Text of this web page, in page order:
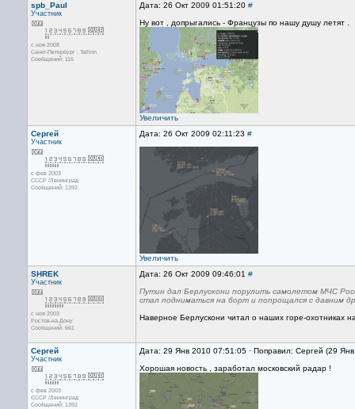
spb_Paul
Участник
с ноя 2008
Санкт-Петербург , Tallinn
Сообщений: 116
Дата: 26 Окт 2009 01:51:20 #
Ну вот , допрыгались - Французы по нашу душу летят .
Увеличить
Сергей
Участник
с фев 2003
СССР /Ленинград
Сообщений: 1392
Дата: 26 Окт 2009 02:11:23 #
Увеличить
SHREK
Участник
с ноя 2003
Ростов-на-Дону
Сообщений: 661
Дата: 26 Окт 2009 09:46:01 #
Путин дал Берлускони порулить самолетом МЧС
стал подниматься на борт и попрощался с давним
Наверное Берлускони читал о наших горе-охотниках
Сергей
Участник
с фев 2003
СССР /Ленинград
Сообщений: 1392
Дата: 29 Янв 2010 07:51:05 · Поправил: Сергей (29
Хорошая новость , заработал московский радар !